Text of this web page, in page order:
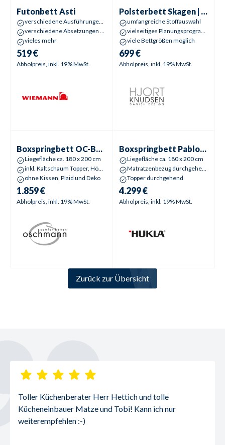
Futonbett Asti
verschiedene Ausführungen wählbar
verschiedene Absetzungen wählbar
vieles mehr
519 €
Abholpreis, inkl. 19% MwSt.
Polsterbett Skagen | Skarlet
umfangreiche Stoffauswahl
vielseitiges Planungsprogramm
viele Bettgrößen möglich
699 €
Abholpreis, inkl. 19% MwSt.
Boxspringbett OC-BX 23163 Luxus | Lorine BX
Liegefläche ca. 180 x 200 cm
inkl. Kaltschaum Topper, Höhe ca. 8 cm
ohne Kissen, Plaid und Deko
1.859 €
Abholpreis, inkl. 19% MwSt.
Boxspringbett Pablo-BX | Rose 3
Liegefläche ca. 180 x 200 cm
Matratzenbezug durchgehend
Topper durchgehend
4.299 €
Abholpreis, inkl. 19% MwSt.
Zurück zur Übersicht
Toller Küchenberater Herr Hettich und tolle
Kücheneinbauer Matze und Tobi! Kann ich nur
weiterempfehlen :-)